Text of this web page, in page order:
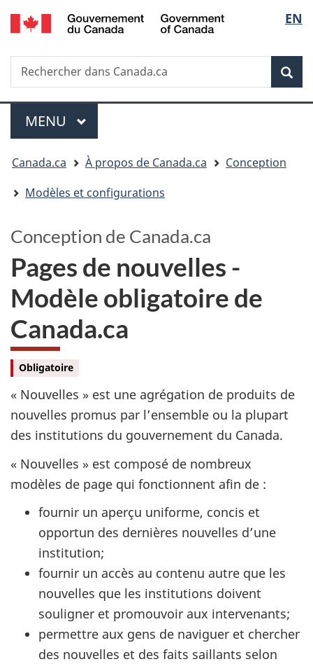
Passer
au
principal
Passer
à
version
simplifiée
langue
EN
Recherche
Rechercher
dans
Menu
MENU PRINCIPAL
êtes
ici
Canada.ca À propos de Canada.ca
Conception
Modèles et configurations
Pages de nouvelles -
Modèle obligatoire de
Canada.ca
Conception de Canada.ca
Obligatoire
« Nouvelles » est une agrégation de produits de
nouvelles promus par l’ensemble ou la plupart
des institutions du gouvernement du Canada.
« Nouvelles » est composé de nombreux
modèles de page qui fonctionnent afin de :
fournir un aperçu uniforme, concis et
opportun des dernières nouvelles d’une
institution;
fournir un accès au contenu autre que les
nouvelles que les institutions doivent
souligner et promouvoir aux intervenants;
permettre aux gens de naviguer et chercher
des nouvelles et des faits saillants selon